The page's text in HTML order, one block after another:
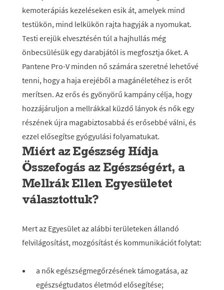
kemoterápiás kezeléseken esik át, amelyek mind
testükön, mind lelkükön rajta hagyják a nyomukat.
Testi erejük elvesztésén túl a hajhullás még
önbecsülésük egy darabjától is megfosztja őket. A
Pantene Pro-V minden nő számára szeretné lehetővé
tenni, hogy a haja erejéből a magánéletéhez is erőt
merítsen. Az erős és gyönyörű kampány célja, hogy
hozzájáruljon a mellrákkal küzdő lányok és nők egy
részének újra magabiztosabbá és erősebbé válni, és
ezzel elősegítse gyógyulási folyamatukat.
Miért az Egészség Hídja
Összefogás az Egészségért, a
Mellrák Ellen Egyesületet
választottuk?
Mert az Egyesület az alábbi területeken állandó
felvilágosítást, mozgósítást és kommunikációt folytat:
a nők egészségmegőrzésének támogatása, az
egészségtudatos életmód elősegítése;